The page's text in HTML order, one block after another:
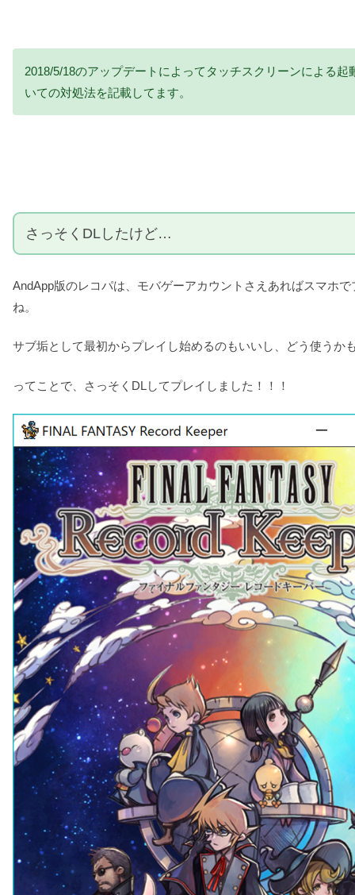
2018/5/18のアップデートによってタッチスクリーンによる
いての対処法を記載してます。
さっそくDLしたけど…
AndApp版のレコパは、モバゲーアカウントさえあればスマホ
ね。
サブ垢として最初からプレイし始めるのもいいし、どう使うか
ってことで、さっそくDLしてプレイしました！！！